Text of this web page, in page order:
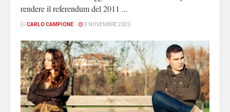
rendere il referendum del 2011 ...
DI CARLO CAMPIONE 9 NOVEMBRE 2020